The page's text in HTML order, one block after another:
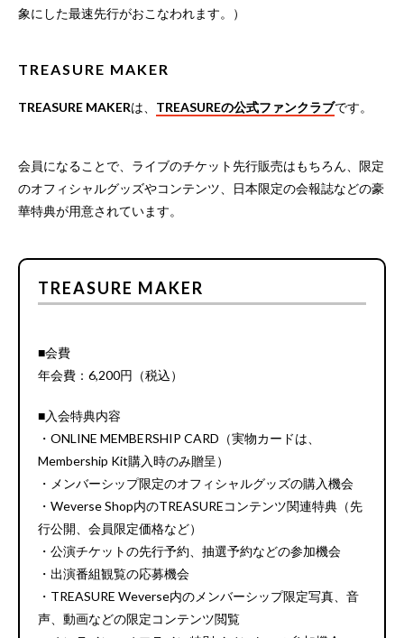
象にした最速先行がおこなわれます。）
TREASURE MAKER
TREASURE MAKERは、 TREASUREの公式ファンクラブです。
会員になることで、ライブのチケット先行販売はもちろん、限定
のオフィシャルグッズやコンテンツ、日本限定の会報誌などの豪
華特典が用意されています。
TREASURE MAKER
■会費
年会費：6,200円（税込）
■入会特典内容
・ONLINE MEMBERSHIP CARD（実物カードは、
Membership Kit購入時のみ贈呈）
・メンバーシップ限定のオフィシャルグッズの購入機会
・Weverse Shop内のTREASUREコンテンツ関連特典（先
行公開、会員限定価格など）
・公演チケットの先行予約、抽選予約などの参加機会
・出演番組観覧の応募機会
・TREASURE Weverse内のメンバーシップ限定写真、音
声、動画などの限定コンテンツ閲覧